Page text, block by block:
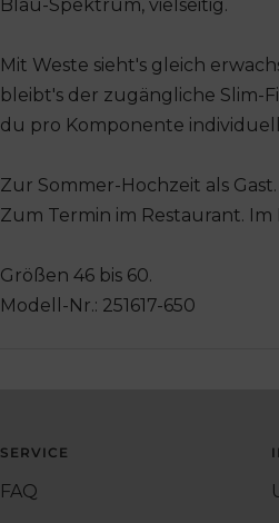
Blau-Spektrum, vielseitig.
Mit Weste sieht's gleich
bleibt's der zugängliche Slim-
du pro Komponente
Zur Sommer-Hochzeit als
Zum Termin im Restaurant.
Größen 46 bis 60.
Modell-Nr.: 251617-650
SERVICE
FAQ